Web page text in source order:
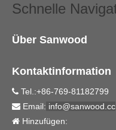
Schnelle
Über Sanwood
Kontaktinformation
 Tel.:+86-769-81182799
 Email: info@sanwood.cc
 Hinzufügen: